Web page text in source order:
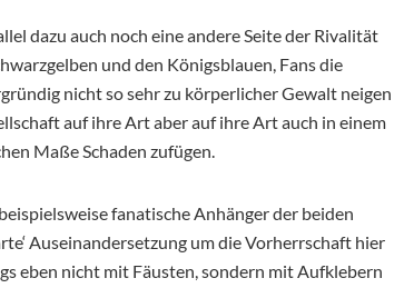
dazu auch noch eine andere Seite der Rivalität
und den Königsblauen, Fans die
nicht so sehr zu körperlicher Gewalt neigen
auf ihre Art aber auf ihre Art auch in einem
Maße Schaden zufügen.
fanatische Anhänger der beiden
Auseinandersetzung um die Vorherrschaft hier
eben nicht mit Fäusten, sondern mit Aufklebern